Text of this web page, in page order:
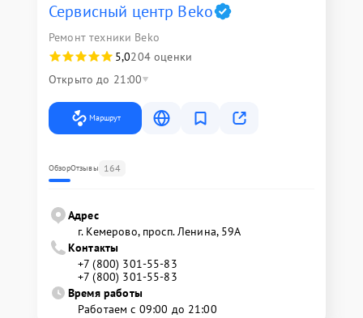
Сервисный центр Beko
Ремонт техники Beko
5,0204 оценки
Открыто до 21:00
Маршрут
ОбзорОтзывы 164
Адрес
г. Кемерово, просп. Ленина, 59А
Контакты
+7 (800) 301-55-83
+7 (800) 301-55-83
Время работы
Работаем с 09:00 до 21:00